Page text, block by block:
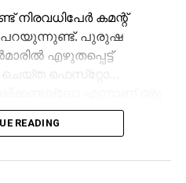
നിരവധിപേര്‍ കമന്റ്
പറയുന്നുണ്ട്. പുരുഷ
എഴുതപ്പെട്ട്
ഫെസ്‌റ്റോ…
രാമകൃഷ്ണന്‍, ആന്റണി
READING